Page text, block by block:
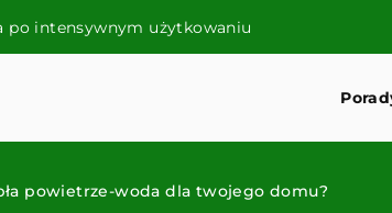
po intensywnym użytkowaniu
powietrze-woda dla twojego domu?